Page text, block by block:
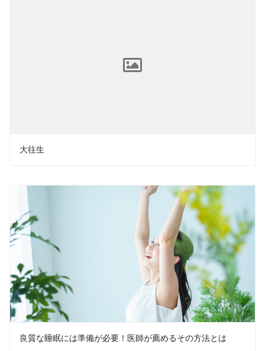
大往生
良質な睡眠には準備が必要！医師が薦めるその方法とは